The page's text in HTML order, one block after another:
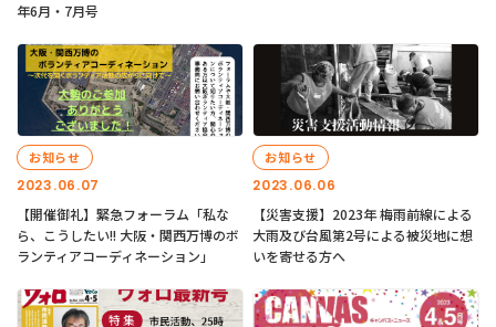
年6月・7月号
2023.06.07
お知らせ
【開催御礼】緊急フォーラム「私な
ら、こうしたい!! 大阪・関西万博のボ
ランティアコーディネーション」
2023.06.06
お知らせ
【災害支援】2023年 梅雨前線による
大雨及び台風第2号による被災地に想
いを寄せる方へ